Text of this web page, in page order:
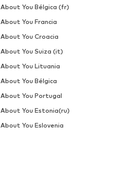
About You Bélgica (fr)
About You Francia
About You Croacia
About You Suiza (it)
About You Lituania
About You Bélgica
About You Portugal
About You Estonia(ru)
About You Eslovenia